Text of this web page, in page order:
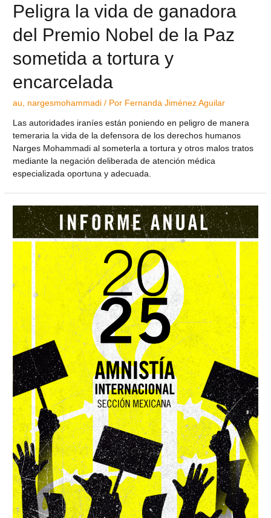
Peligra la vida de ganadora
del Premio Nobel de la Paz
sometida a tortura y
encarcelada
au nargesmohammadi / Por Fernanda Jiménez Aguilar
Las autoridades iraníes están poniendo en peligro de manera
temeraria la vida de la defensora de los derechos humanos
Narges Mohammadi al someterla a tortura y otros malos tratos
mediante la negación deliberada de atención médica
especializada oportuna y adecuada.